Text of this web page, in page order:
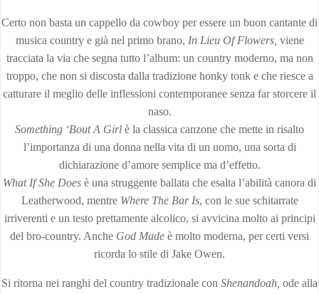
Certo non basta un cappello da cowboy per essere un buon cantante di
musica country e già nel primo brano, In Lieu Of Flowers, viene
tracciata la via che segna tutto l’album: un country moderno, ma non
troppo, che non si discosta dalla tradizione honky tonk e che riesce a
catturare il meglio delle inflessioni contemporanee senza far storcere il
naso.
Something ‘Bout A Girl è la classica canzone che mette in risalto
l’importanza di una donna nella vita di un uomo, una sorta di
dichiarazione d’amore semplice ma d’effetto.
What If She Does è una struggente ballata che esalta l’abilità canora di
Leatherwood, mentre Where The Bar Is, con le sue schitarrate
irriverenti e un testo prettamente alcolico, si avvicina molto ai principi
del bro-country. Anche God Made è molto moderna, per certi versi
ricorda lo stile di Jake Owen.
Si ritorna nei ranghi del country tradizionale con Shenandoah, ode alla